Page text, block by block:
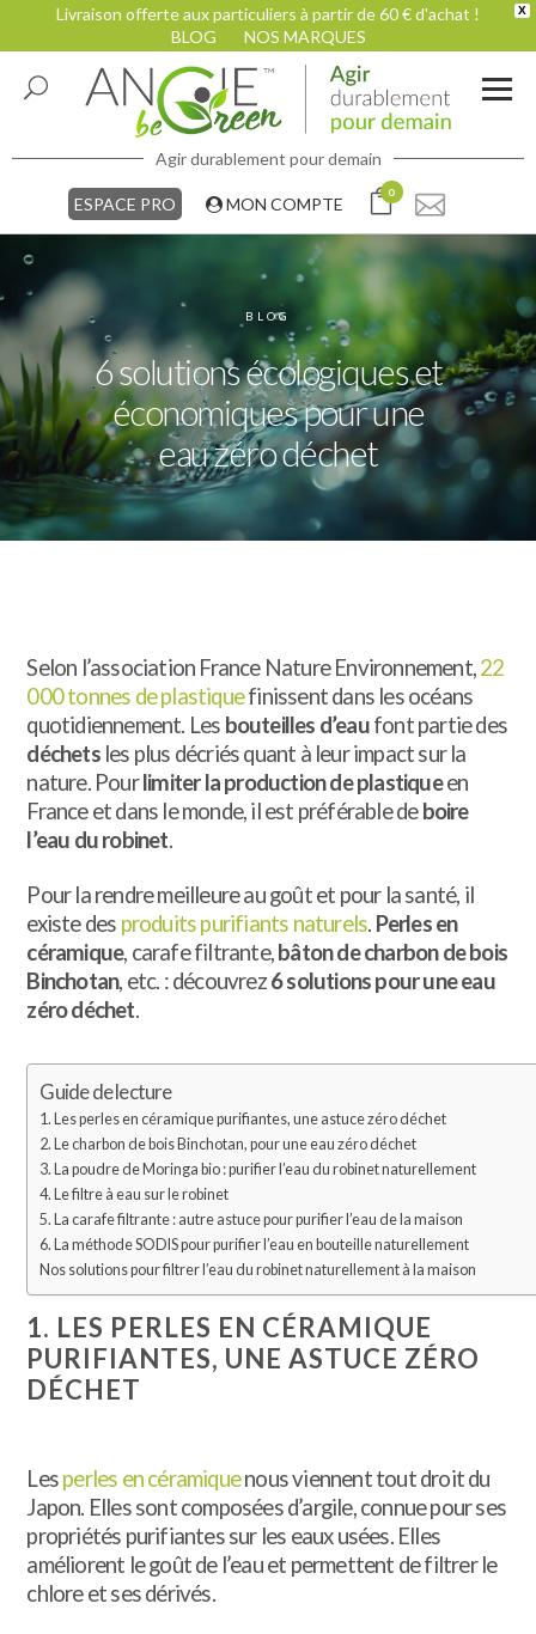
X
Livraison offerte aux particuliers à partir de 60 € d'achat !
BLOG
NOS MARQUES
Agir durablement pour demain
ESPACE PRO MON COMPTE
0
BLOG
6 solutions écologiques et
économiques pour une
eau zéro déchet
Selon l’association France Nature Environnement,22
000 tonnes de plastiquefinissent dans les océans
quotidiennement. Les bouteilles d’eaufont partie des
déchetsles plus décriés quant à leur impact sur la
nature. Pourlimiter la production de plastiqueen
France et dans le monde, il est préférable deboire
l’eau du robinet.
Pour la rendre meilleure au goût et pour la santé, il
existe des produits purifiants naturels. Perles en
céramique, carafe filtrante,bâton de charbon de bois
Binchotan, etc. : découvrez6 solutions pour une eau
zéro déchet.
Guide de lecture
1. Les perles en céramique purifiantes, une astuce zéro déchet
2. Le charbon de bois Binchotan, pour une eau zéro déchet
3. La poudre de Moringa bio : purifier l’eau du robinet naturellement
4. Le filtre à eau sur le robinet
5. La carafe filtrante : autre astuce pour purifier l’eau de la maison
6. La méthode SODIS pour purifier l’eau en bouteille naturellement
Nos solutions pour filtrer l’eau du robinet naturellement à la maison
1. LES PERLES EN CÉRAMIQUE
PURIFIANTES, UNE ASTUCE ZÉRO
DÉCHET
Lesperles en céramiquenous viennent tout droit du
Japon. Elles sont composées d’argile, connue pour ses
propriétés purifiantes sur les eaux usées. Elles
améliorent le goût de l’eau et permettent de filtrer le
chlore et ses dérivés.